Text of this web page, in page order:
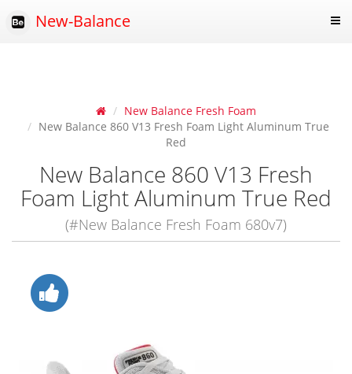
New-Balance
New Balance Fresh Foam
New Balance 860 V13 Fresh Foam Light Aluminum True
Red
New Balance 860 V13 Fresh
Foam Light Aluminum True Red
(#New Balance Fresh Foam 680v7)